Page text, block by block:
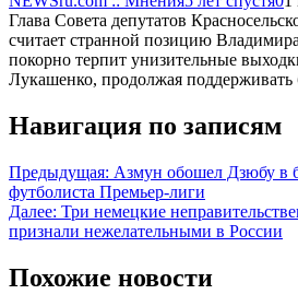
Глава Совета депутатов
считает странной позицию
покорно терпит унизительные
Лукашенко, продолжая
Навигация по записям
Предыдущая: Азмун обошел Дзюбу в
футболиста Премьер-лиги
Далее: Три немецкие
признали нежелательными в России
Похожие новости